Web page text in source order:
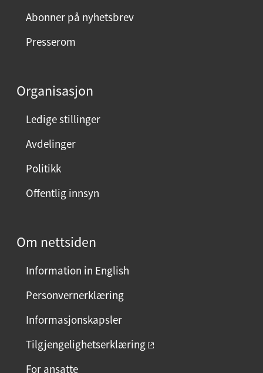
Abonner på nyhetsbrev
Presserom
Organisasjon
Ledige stillinger
Avdelinger
Politikk
Offentlig innsyn
Om nettsiden
Information in English
Personvernerklæring
Informasjonskapsler
Tilgjengelighetserklæring
For ansatte